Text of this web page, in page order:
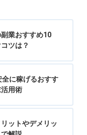
業おすすめ10
ツは？
全に稼げるおすす
用術
ットやデメリッ